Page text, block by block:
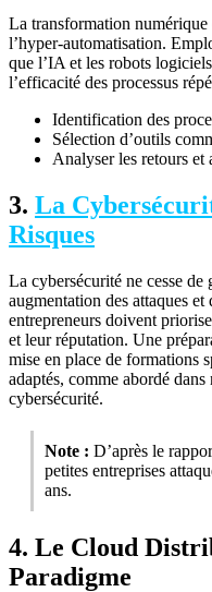
La transformation numérique
l’hyper-automatisation.
que l’IA et les robots
l’efficacité des processus
Identification des
Sélection d’outils
Analyser les retours et
3. La
Risques
La cybersécurité ne cesse
augmentation des attaques
entrepreneurs doivent
et leur réputation. Une
mise en place de formations
adaptés, comme abordé
cybersécurité.
Note : D’après le
petites entreprises
ans.
4. Le Cloud
Paradigme